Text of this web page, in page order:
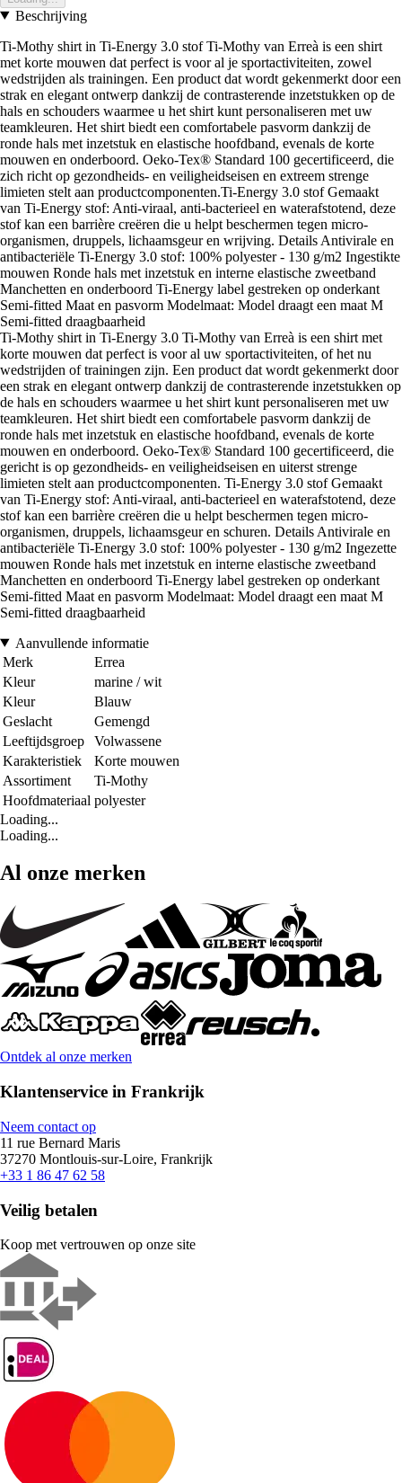
Beschrijving
Ti-Mothy shirt in Ti-Energy 3.0 stof Ti-Mothy van Erreà is een shirt
met korte mouwen dat perfect is voor al je sportactiviteiten, zowel
wedstrijden als trainingen. Een product dat wordt gekenmerkt door een
strak en elegant ontwerp dankzij de contrasterende inzetstukken op de
hals en schouders waarmee u het shirt kunt personaliseren met uw
teamkleuren. Het shirt biedt een comfortabele pasvorm dankzij de
ronde hals met inzetstuk en elastische hoofdband, evenals de korte
mouwen en onderboord. Oeko-Tex® Standard 100 gecertificeerd, die
zich richt op gezondheids- en veiligheidseisen en extreem strenge
limieten stelt aan productcomponenten.Ti-Energy 3.0 stof Gemaakt
van Ti-Energy stof: Anti-viraal, anti-bacterieel en waterafstotend, deze
stof kan een barrière creëren die u helpt beschermen tegen micro-
organismen, druppels, lichaamsgeur en wrijving. Details Antivirale en
antibacteriële Ti-Energy 3.0 stof: 100% polyester - 130 g/m2 Ingestikte
mouwen Ronde hals met inzetstuk en interne elastische zweetband
Manchetten en onderboord Ti-Energy label gestreken op onderkant
Semi-fitted Maat en pasvorm Modelmaat: Model draagt een maat M
Semi-fitted draagbaarheid
Ti-Mothy shirt in Ti-Energy 3.0 Ti-Mothy van Erreà is een shirt met
korte mouwen dat perfect is voor al uw sportactiviteiten, of het nu
wedstrijden of trainingen zijn. Een product dat wordt gekenmerkt door
een strak en elegant ontwerp dankzij de contrasterende inzetstukken op
de hals en schouders waarmee u het shirt kunt personaliseren met uw
teamkleuren. Het shirt biedt een comfortabele pasvorm dankzij de
ronde hals met inzetstuk en elastische hoofdband, evenals de korte
mouwen en onderboord. Oeko-Tex® Standard 100 gecertificeerd, die
gericht is op gezondheids- en veiligheidseisen en uiterst strenge
limieten stelt aan productcomponenten. Ti-Energy 3.0 stof Gemaakt
van Ti-Energy stof: Anti-viraal, anti-bacterieel en waterafstotend, deze
stof kan een barrière creëren die u helpt beschermen tegen micro-
organismen, druppels, lichaamsgeur en schuren. Details Antivirale en
antibacteriële Ti-Energy 3.0 stof: 100% polyester - 130 g/m2 Ingezette
mouwen Ronde hals met inzetstuk en interne elastische zweetband
Manchetten en onderboord Ti-Energy label gestreken op onderkant
Semi-fitted Maat en pasvorm Modelmaat: Model draagt een maat M
Semi-fitted draagbaarheid
Aanvullende informatie
Merk
Errea
Kleur
marine / wit
Kleur
Blauw
Geslacht
Gemengd
Leeftijdsgroep
Volwassene
Karakteristiek
Korte mouwen
Assortiment
Ti-Mothy
Hoofdmateriaal polyester
Loading...
Loading...
Al onze merken
Ontdek al onze merken
Klantenservice in Frankrijk
Neem contact op
11 rue Bernard Maris
37270 Montlouis-sur-Loire, Frankrijk
+33 1 86 47 62 58
Veilig betalen
Koop met vertrouwen op onze site